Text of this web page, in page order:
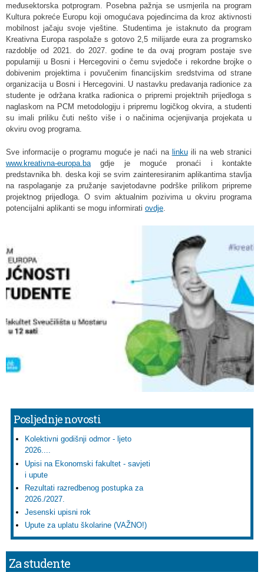
međusektorska potprogram. Posebna pažnja se usmjerila na program
Kultura pokreće Europu koji omogućava pojedincima da kroz aktivnosti
mobilnost jačaju svoje vještine. Studentima je istaknuto da program
Kreativna Europa raspolaže s gotovo 2,5 milijarde eura za programsko
razdoblje od 2021. do 2027. godine te da ovaj program postaje sve
popularniji u Bosni i Hercegovini o čemu svjedoče i rekordne brojke o
dobivenim projektima i povučenim financijskim sredstvima od strane
organizacija u Bosni i Hercegovini. U nastavku predavanja radionice za
studente je održana kratka radionica o pripremi projektnih prijedloga s
naglaskom na PCM metodologiju i pripremu logičkog okvira, a studenti
su imali priliku čuti nešto više i o načinima ocjenjivanja projekata u
okviru ovog programa.
Sve informacije o programu moguće je naći na linkuili na web stranici
www.kreativna-europa.bagdje je moguće pronaći i kontakte
predstavnika bh. deska koji se svim zainteresiranim aplikantima stavlja
na raspolaganje za pružanje savjetodavne podrške prilikom pripreme
projektnog prijedloga. O svim aktualnim pozivima u okviru programa
potencijalni aplikanti se mogu informirati ovdje.
Posljednje novosti
Kolektivni godišnji odmor - ljeto
2026....
Upisi na Ekonomski fakultet - savjeti
i upute
Rezultati razredbenog postupka za
2026./2027.
Jesenski upisni rok
Upute za uplatu školarine (VAŽNO!)
Za studente